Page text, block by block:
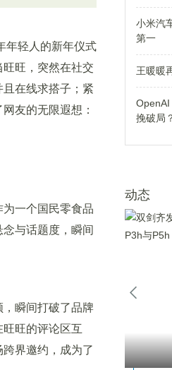
轻人的新年仪式
旺，突然在社交
在线求搭子；紧
友的无限遐想：
一个国民零食品
与话题度，瞬间
瞬间打破了品牌
旺的评论区互
界邀约，成为了
小米汽
第一
王暖暖
OpenAI
挽破局
动态